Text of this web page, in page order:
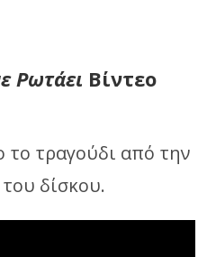
Ρωτάει Βίντεο
το τραγούδι από την
δίσκου.